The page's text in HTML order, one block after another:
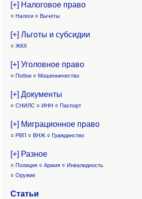
[+] Налоговое право
○ Налоги ○ Вычеты
[+] Льготы и субсидии
○ ЖКХ
[+] Уголовное право
○ Побои ○ Мошенничество
[+] Документы
○ СНИЛС ○ ИНН ○ Паспорт
[+] Миграционное право
○ РВП ○ ВНЖ ○ Гражданство
[+] Разное
○ Полиция ○ Армия ○ Инвалидность
○ Оружие
Статьи